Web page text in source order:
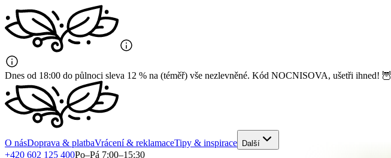
Dnes od 18:00 do půlnoci sleva 12 % na (téměř) vše nezlevněné. Kód NOCNISOVA, ušetři ihned! 🦉
O násDoprava & platbaVrácení & reklamaceTipy & inspirace Další
+420 602 125 400Po–Pá 7:00–15:30